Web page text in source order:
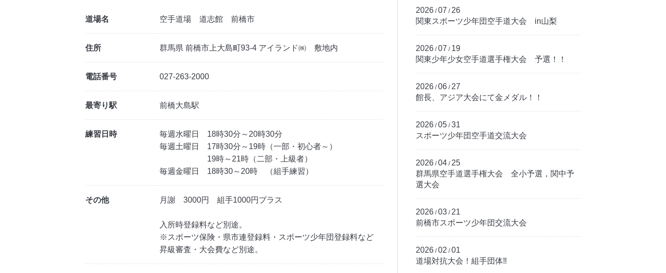
道場名 空手道場 道志館 前橋市
住所 群馬県 前橋市上大島町93-4 アイランド㈱ 敷地内
電話番号 027-263-2000
最寄り駅 前橋大島駅
練習日時
毎週水曜日 18時30分～20時30分
毎週土曜日 17時30分～19時（一部・初心者～）
19時～21時（二部・上級者）
毎週金曜日 18時30～20時 （組手練習）
その他 月謝 3000円 組手1000円プラス
入所時登録料など別途。
※スポーツ保険・県市連登録料・スポーツ少年団登録料など
昇級審査・大会費など別途。
2026 /07 / 26
関東スポーツ少年団空手道大会 in山梨
2026 /07 / 19
関東少年少女空手道選手権大会 予選！！
2026 /06 / 27
館長、アジア大会にて金メダル！！
2026 /05 /31
スポーツ少年団空手道交流大会
2026 /04 / 25
群馬県空手道選手権大会 全小予選，関中予
選大会
2026 /03 / 21
前橋市スポーツ少年団交流大会
2026 /02 /01
道場対抗大会！組手団体‼︎